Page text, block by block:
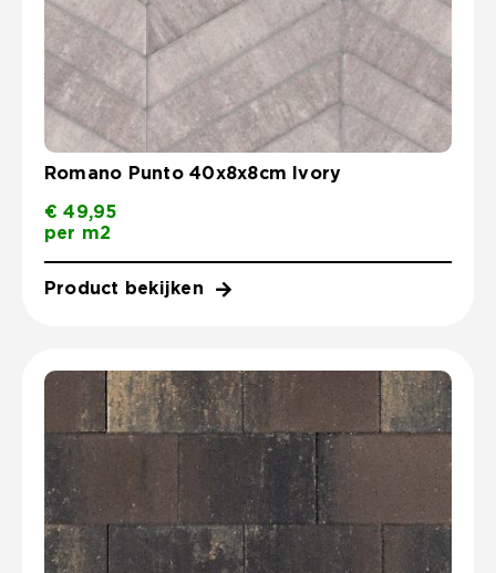
Romano Punto 40x8x8cm Ivory
€ 49,95
per m2
Product bekijken